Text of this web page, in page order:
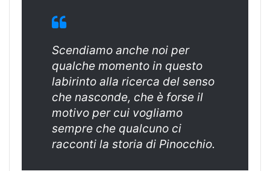
Scendiamo anche noi per
qualche momento in questo
labirinto alla ricerca del senso
che nasconde, che è forse il
motivo per cui vogliamo
sempre che qualcuno ci
racconti la storia di Pinocchio.